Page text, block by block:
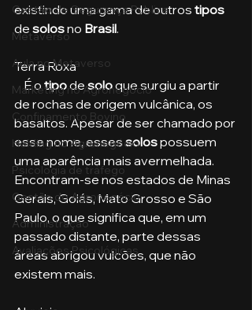
Gestão de Segurança Publica
Metaverso
Aula no Metaverso
Marketing no Agronegócio
Confinamento Bovino
Holding no Agronegócio
Psicologia de tráfego
Gestão do Agronegócio
Administração
Avaliações Psicológicas
existindo uma gama de outros tipos
de solos no Brasil.
Terra Roxa
    É o
tipo de solo que surgiu a partir
de rochas de origem vulcânica, os
basaltos. Apesar de ser chamado por
esse nome, esses solos possuem
uma aparência mais avermelhada.
Encontram-se nos estados de Minas
Gerais, Goiás, Mato Grosso e São
Paulo, o que significa que, em um
passado distante, parte dessas
áreas abrigou vulcões, que não
existem mais.